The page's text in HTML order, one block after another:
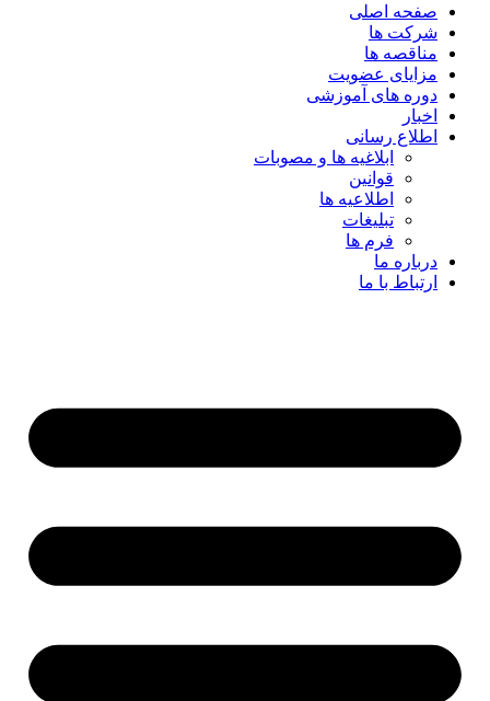
صفحه اصلی
شرکت ها
مناقصه ها
مزایای عضویت
دوره های آموزشی
اخبار
اطلاع رسانی
ابلاغیه ها و مصوبات
قوانین
اطلاعیه ها
تبلیغات
فرم ها
درباره ما
ارتباط با ما